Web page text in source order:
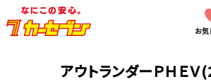
お
アウトランダーＰＨＥ